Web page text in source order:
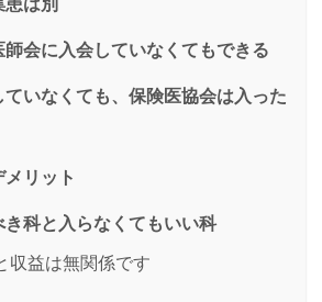
会に入会していなくてもできる
ていなくても、保険医協会は入った
リット
き科と入らなくてもいい科
収益は無関係です